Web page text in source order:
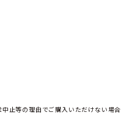
止等の理由でご購入いただけない場合